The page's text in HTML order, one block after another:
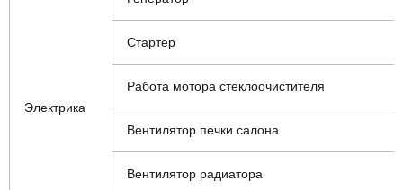
Электрика
Стартер
Работа мотора стеклоочистителя
Вентилятор печки салона
Вентилятор радиатора